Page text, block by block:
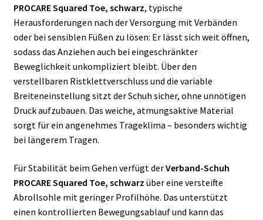
PROCARE Squared Toe, schwarz, typische
Herausforderungen nach der Versorgung mit Verbänden
oder bei sensiblen Füßen zu lösen: Er lässt sich weit öffnen,
sodass das Anziehen auch bei eingeschränkter
Beweglichkeit unkompliziert bleibt. Über den
verstellbaren Ristklettverschluss und die variable
Breiteneinstellung sitzt der Schuh sicher, ohne unnötigen
Druck aufzubauen. Das weiche, atmungsaktive Material
sorgt für ein angenehmes Trageklima – besonders wichtig
bei längerem Tragen.
Für Stabilität beim Gehen verfügt derVerband-Schuh
PROCARE Squared Toe, schwarz über eine versteifte
Abrollsohle mit geringer Profilhöhe. Das unterstützt
einen kontrollierten Bewegungsablauf und kann das